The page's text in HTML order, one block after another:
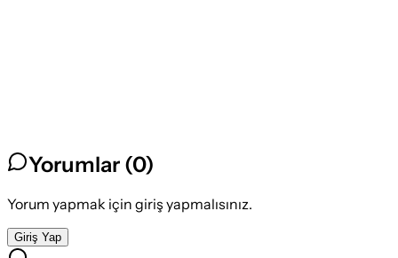
Yorumlar (0)
Yorum yapmak için giriş yapmalısınız.
Giriş Yap